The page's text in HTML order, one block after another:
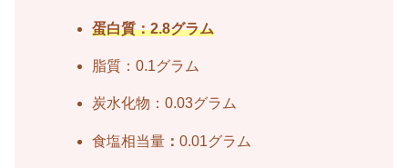
蛋白質：2.8グラム
脂質：0.1グラム
炭水化物：0.03グラム
食塩相当量 ：0.01グラム